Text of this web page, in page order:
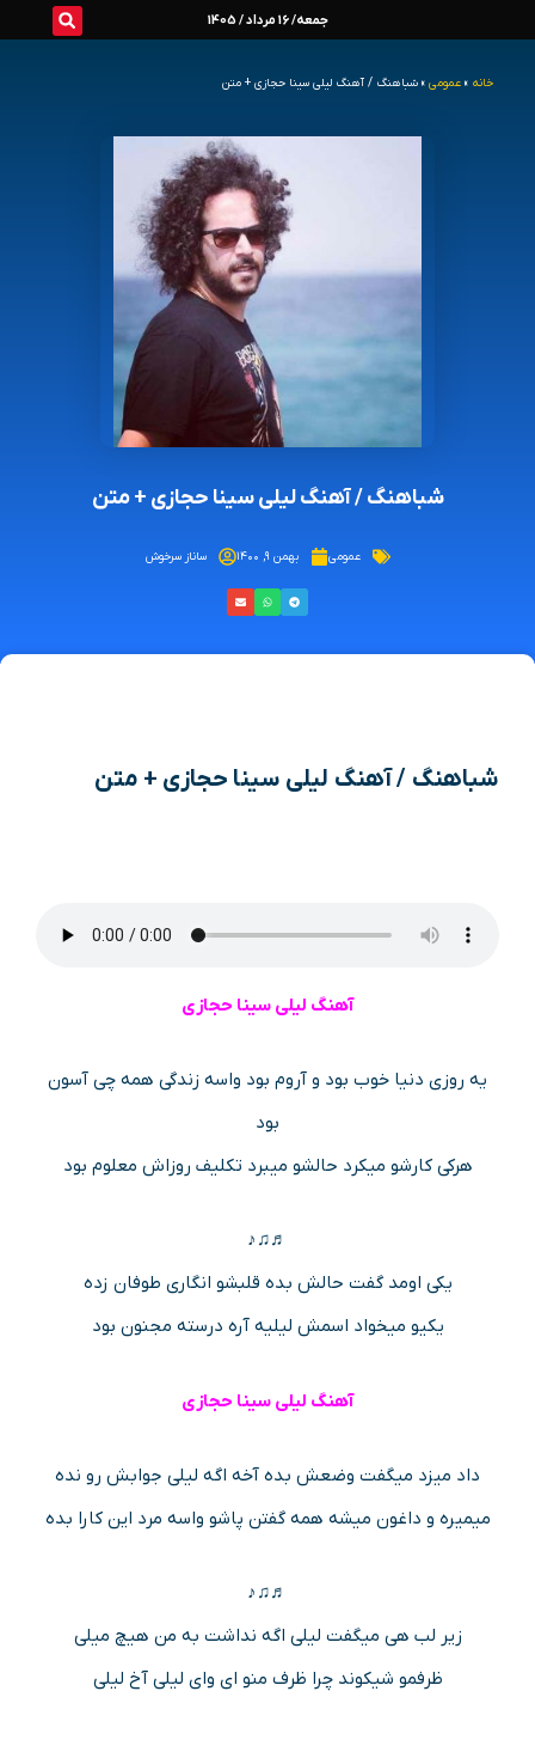
جمعه/ 16 مرداد / 1405
خانه » عمومی » شباهنگ / آهنگ لیلی سینا حجازی + متن
شباهنگ / آهنگ لیلی سینا حجازی + متن
عمومی بهمن ۹, ۱۴۰۰ ساناز سرخوش
شباهنگ / آهنگ لیلی سینا حجازی + متن
آهنگ لیلی سینا حجازی
یه روزی دنیا خوب بود و آروم بود واسه زندگی همه چی آسون
بود
هرکی کارشو میکرد حالشو میبرد تکلیف روزاش معلوم بود
♬♫♪
یکی اومد گفت حالش بده قلبشو انگاری طوفان زده
یکیو میخواد اسمش لیلیه آره درسته مجنون بود
آهنگ لیلی سینا حجازی
داد میزد میگفت وضعش بده آخه اگه لیلی جوابش رو نده
میمیره و داغون میشه همه گفتن پاشو واسه مرد این کارا بده
♬♫♪
زیر لب هی میگفت لیلی اگه نداشت به من هیچ میلی
ظرفمو شیکوند چرا ظرف منو ای وای لیلی آخ لیلی